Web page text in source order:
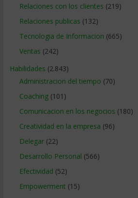
Relaciones con los clientes (219)
Relaciones publicas (132)
Tecnologia de Informacion (665)
Ventas (242)
Habilidades (2.843)
Administracion del tiempo (70)
Coaching(101)
Comunicacion en los negocios (180)
Creatividad en la empresa (96)
Delegar(22)
Desarrollo Personal (566)
Efectividad (52)
Empowerment (15)